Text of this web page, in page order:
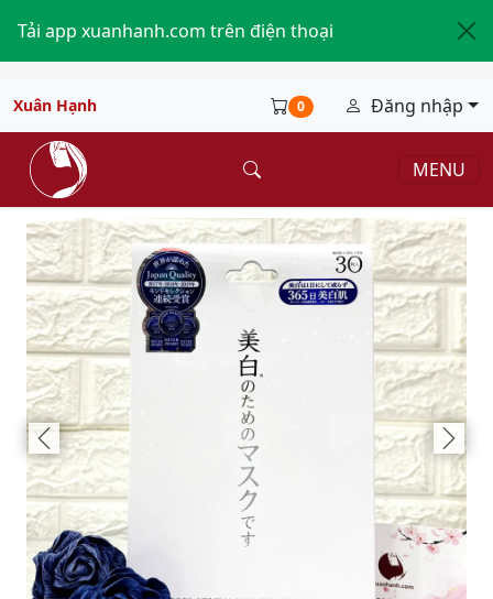
Tải app xuanhanh.com trên điện thoại
Xuân Hạnh 0 Đăng nhập
MENU